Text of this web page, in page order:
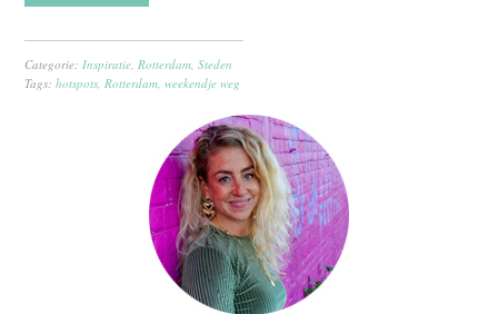
Categorie: Inspiratie Rotterdam ,Steden
Tags:hotspots Rotterdam ,weekendje weg